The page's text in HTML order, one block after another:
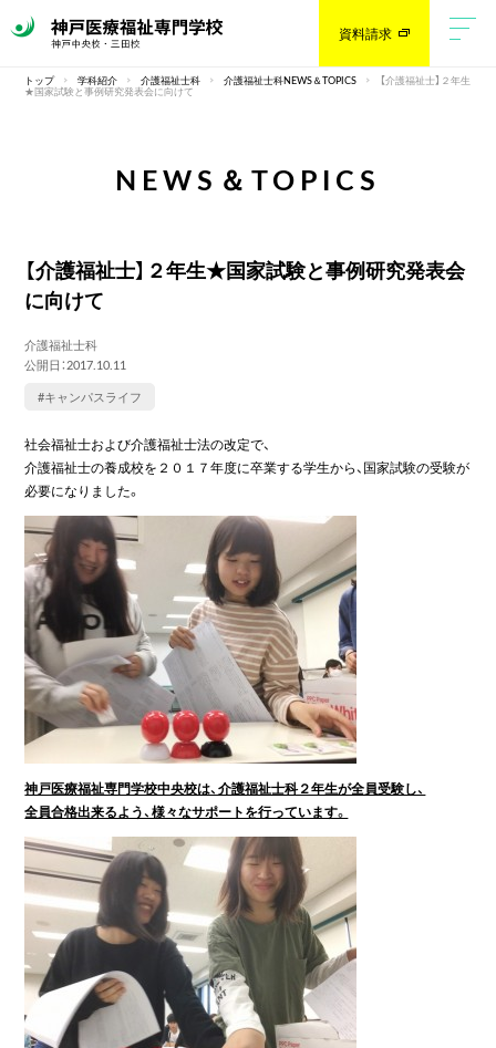
資料請求
トップ 学科紹介 介護福祉士科 介護福祉士科NEWS＆TOPICS 【介護福祉士】２年生
★国家試験と事例研究発表会に向けて
NEWS＆TOPICS
【介護福祉士】２年生★国家試験と事例研究発表会
に向けて
介護福祉士科
公開日：2017.10.11
#キャンパスライフ
社会福祉士および介護福祉士法の改定で、
介護福祉士の養成校を２０１７年度に卒業する学生から、国家試験の受験が
必要になりました。
神戸医療福祉専門学校中央校は、介護福祉士科２年生が全員受験し、
全員合格出来るよう、様々なサポートを行っています。